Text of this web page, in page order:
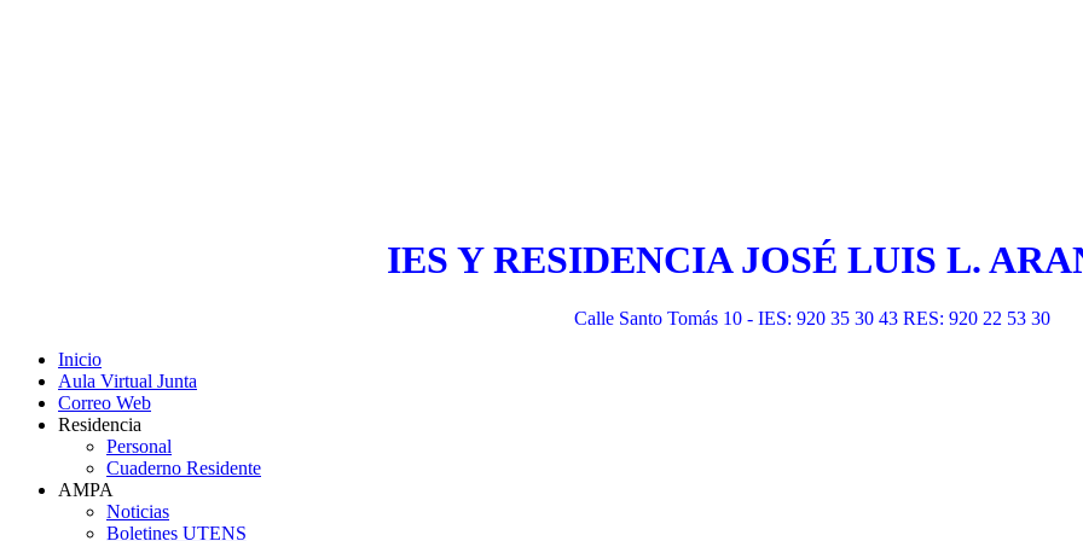
IES Y RESIDENCIA JOSÉ LUIS L.
Calle Santo Tomás 10 - IES: 920 35 30 43 RES: 920 22 53 30
Inicio
Aula Virtual Junta
Correo Web
Residencia
Personal
Cuaderno Residente
AMPA
Noticias
Boletines UTENS